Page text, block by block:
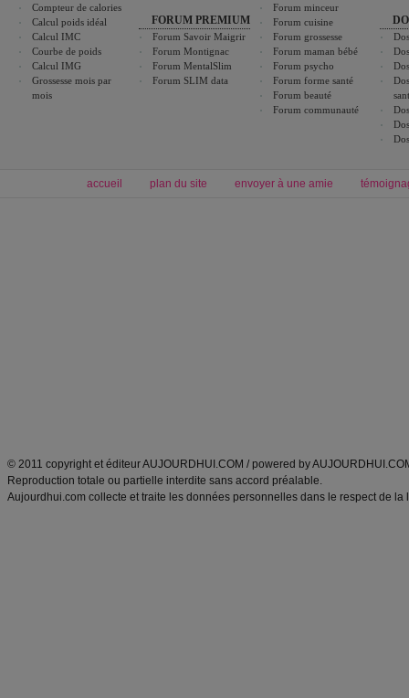
Compteur de calories
Calcul poids idéal
Calcul IMC
Courbe de poids
Calcul IMG
Grossesse mois par
mois
FORUM PREMIUM
Forum Savoir Maigrir
Forum Montignac
Forum MentalSlim
Forum SLIM data
Forum minceur
Forum cuisine
Forum grossesse
Forum maman bébé
Forum psycho
Forum forme santé
Forum beauté
Forum communauté
accueil plan du site envoyer à une amie
© 2011 copyright et éditeur AUJOURDHUI.COM / powered by
Reproduction totale ou partielle interdite sans accord préalable.
Aujourdhui.com collecte et traite les données personnelles dans le respect de